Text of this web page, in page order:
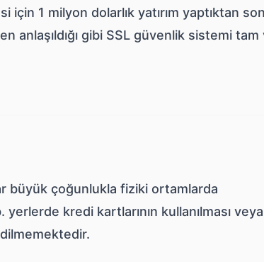
1 milyon dolarlık yatırım yaptıktan
anlaşıldığı gibi SSL güvenlik sistemi
büyük çoğunlukla fiziki ortamlarda
kredi kartlarının kullanılması